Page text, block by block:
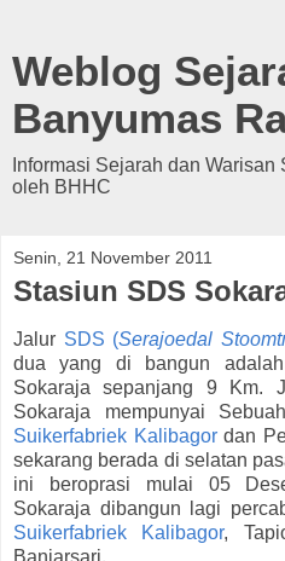
Weblog
Banyumas
Informasi Sejarah dan
oleh BHHC
Senin, 21 November 2011
Stasiun SDS
Jalur SDS (Serajoedal
dua yang di bangun
Sokaraja sepanjang 9 Km.
Sokaraja mempunyai
Suikerfabriek Kalibagordan
sekarang berada di selatan
ini beroprasi mulai 05
Sokaraja dibangun lagi
Suikerfabriek Kalibagor,
Banjarsari.